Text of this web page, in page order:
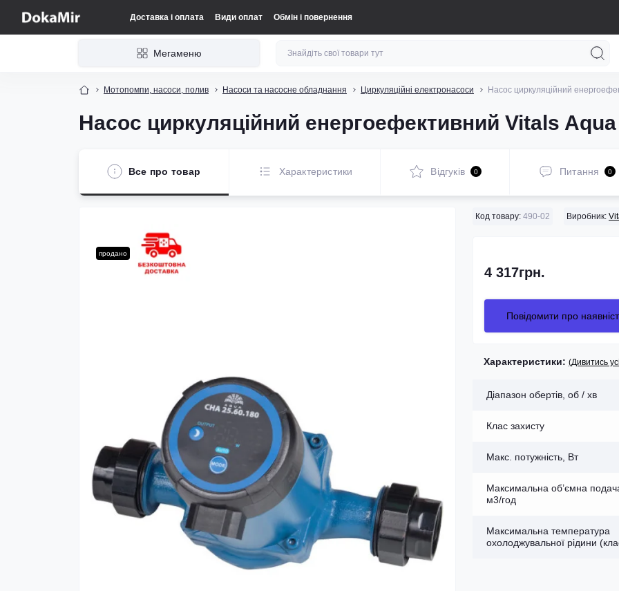
Доставка і оплата Види оплат Обмін і повернення
Мегаменю
Мотопомпи, насоси, полив Насоси та насосне обладнання Циркуляційні електронасоси Насос циркуляційний
Насос циркуляційний енергоефективний Vitals
Все про товар Характеристики Відгуків 0 Питання 0
продано
Код товару: 490-02 Виробник:
4 317грн.
Повідомити про
Характеристики: (Дивитись
Діапазон обертів, об / хв
Клас захисту
Макс. потужність, Вт
Максимальна об’ємна
м3/год
Максимальна температура
охолоджувальної рідини